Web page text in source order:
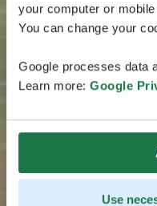
your computer or
You can change your
Google processes data
Learn more: Google
Use